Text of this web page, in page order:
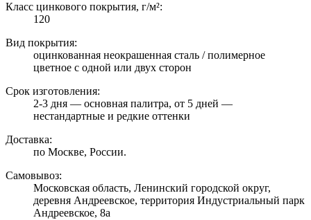
Класс цинкового покрытия, г/м²:
120
Вид покрытия:
оцинкованная неокрашенная сталь / полимерное
цветное с одной или двух сторон
Срок изготовления:
2-3 дня — основная палитра, от 5 дней —
нестандартные и редкие оттенки
Доставка:
по Москве, России.
Самовывоз:
Московская область, Ленинский городской округ,
деревня Андреевское, территория Индустриальный парк
Андреевское, 8а